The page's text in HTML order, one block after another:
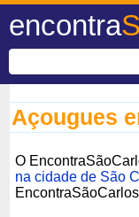
encontra
Açougues
O
na cidade de São